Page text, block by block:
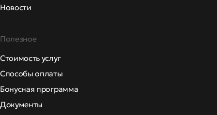
Новости
Полезное
Стоимость услуг
Способы оплаты
Бонусная программа
Документы